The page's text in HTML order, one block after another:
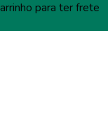
para terfrete